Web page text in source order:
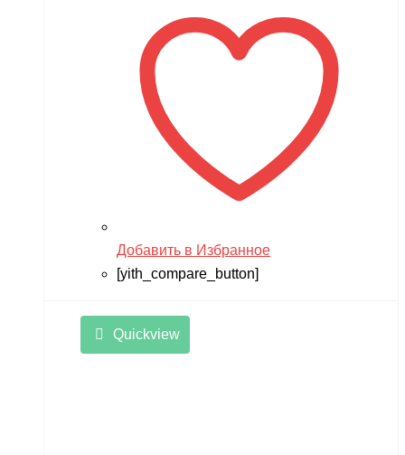
Добавить в Избранное
[yith_compare_button]
Quickview